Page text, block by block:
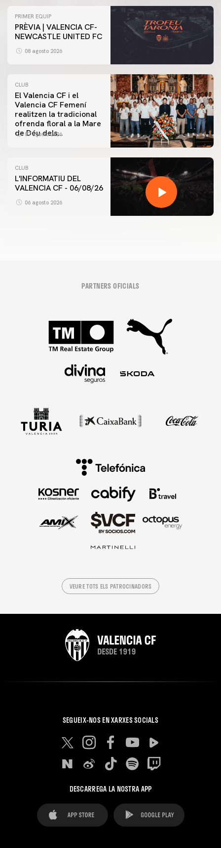
PRIMER EQUIP
PRÈVIA | VALENCIA CF-
NEWCASTLE UNITED FC
08 agosto 2026
CLUB
El Valencia CF i el
Valencia CF Femení
realitzen la tradicional
ofrenda floral a la Mare
de Déu dels
07 agosto 2026
CLUB
L'INFORMATIU DEL
VALENCIA CF - 06/08/26
06 agosto 2026
PARTNERS OFICIALS
VEURE TOTS ELS PATROCINADORS
SEGUEIX-NOS EN XARXES SOCIALS
DESCARREGA LA NOSTRA APP